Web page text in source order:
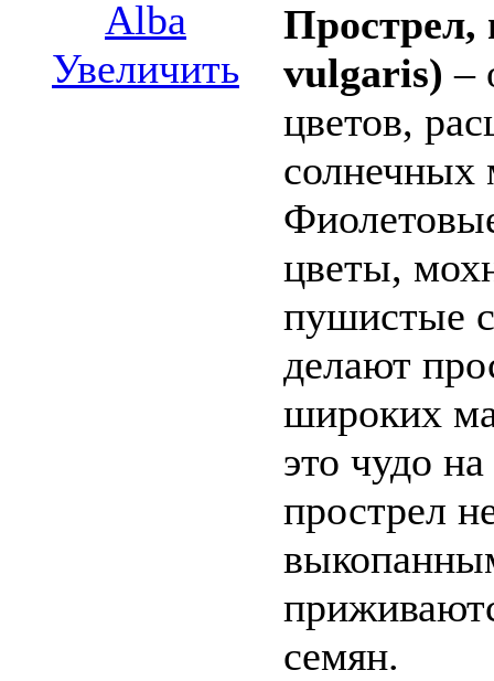
Увеличить
Прострел,
vulgaris) –
цветов,
солнечных
цветы,
пушистые
делают
широких
это чудо
прострел
семян.